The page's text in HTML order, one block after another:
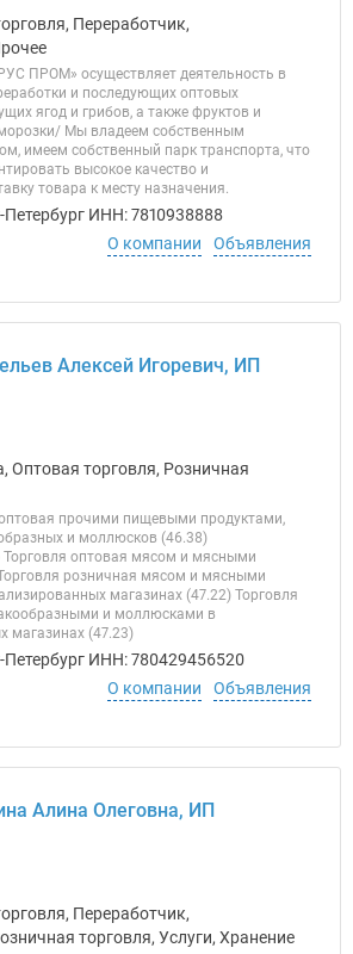
Переработчик,
ПРОМ» осуществляет деятельность в
и последующих оптовых
ягод и грибов, а также фруктов и
Мы владеем собственным
имеем собственный парк транспорта, что
высокое качество и
товара к месту назначения.
Петербург ИНН: 7810938888
О компании
Объявления
Алексей Игоревич, ИП
Оптовая торговля, Розничная
прочими пищевыми продуктами,
и моллюсков (46.38)
оптовая мясом и мясными
розничная мясом и мясными
магазинах (47.22) Торговля
и моллюсками в
магазинах (47.23)
Петербург ИНН: 780429456520
О компании
Объявления
Алина Олеговна, ИП
Переработчик,
торговля, Услуги, Хранение